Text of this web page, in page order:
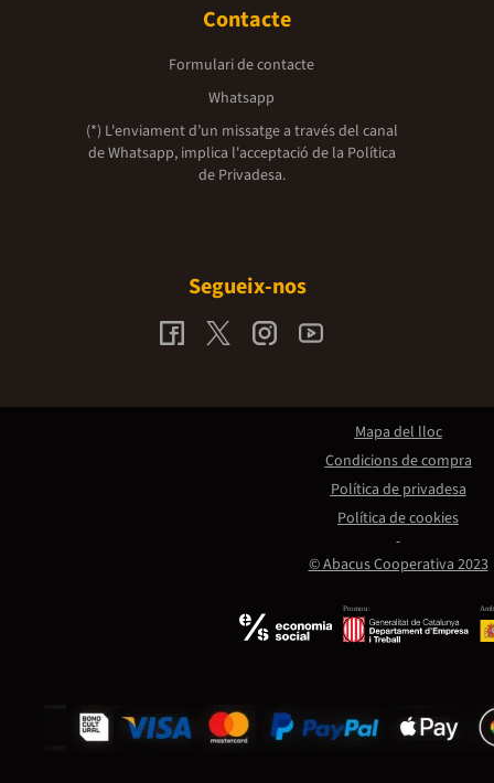
Contacte
Formulari de contacte
Whatsapp
(*) L'enviament d’un missatge a través del canal
de Whatsapp, implica l'acceptació de la Política
de Privadesa.
Segueix-nos
Promou:
© Abacus Cooperativa 2023
Mapa del lloc
Condicions de compra
Política de privadesa
Política de cookies